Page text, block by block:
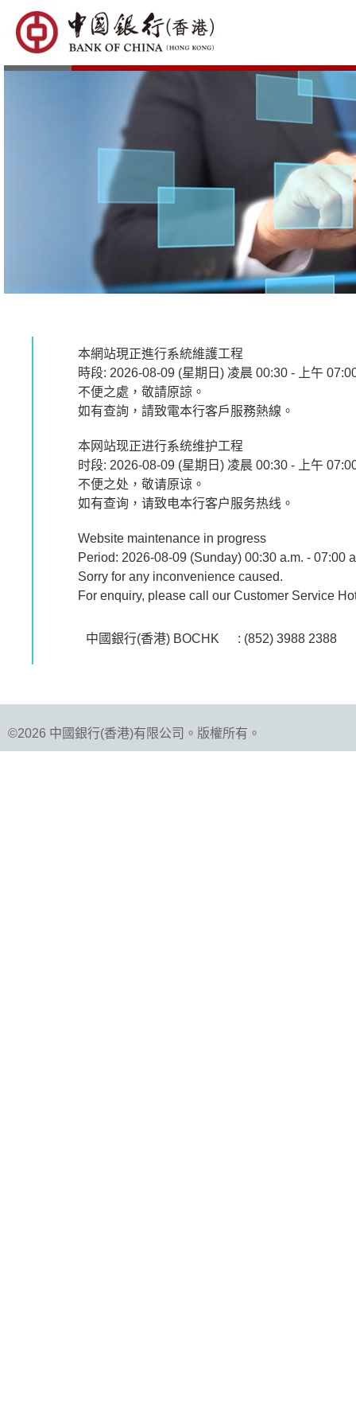
本網站現正進行系統維護工程
時段: 2026-08-09 (星期日) 凌晨 00:30 - 上午
不便之處，敬請原諒。
如有查詢，請致電本行客戶服務熱線。
本网站现正进行系统维护工程
时段: 2026-08-09 (星期日) 凌晨 00:30 - 上午
不便之处，敬请原谅。
如有查询，请致电本行客户服务热线。
Website maintenance in progress
Period: 2026-08-09 (Sunday) 00:30 a.m. - 07:00
Sorry for any inconvenience caused.
For enquiry, please call our Customer Service
中國銀行(香港) BOCHK : (852) 3988 2388
©2026 中國銀行(香港)有限公司。版權所有。